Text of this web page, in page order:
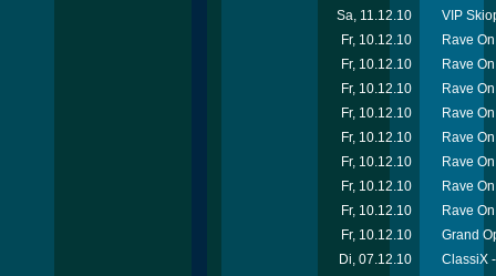
Sa, 11.12.10
VIP
Fr, 10.12.10
Rave
Fr, 10.12.10
Rave
Fr, 10.12.10
Rave
Fr, 10.12.10
Rave
Fr, 10.12.10
Rave
Fr, 10.12.10
Rave
Fr, 10.12.10
Rave
Fr, 10.12.10
Rave
Fr, 10.12.10
Grand
Di, 07.12.10
ClassiX